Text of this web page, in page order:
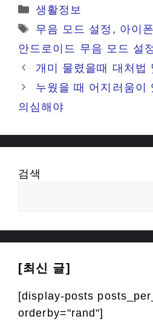
카
테
리
생활정보
태
그
무음 모드 설정 , 아이
안드로이드 무음 모드 설
개미 물렸을때 대처법
누웠을 때 어지러움이
의심해야
검색
[최신 글]
[display-posts
orderby="rand"]